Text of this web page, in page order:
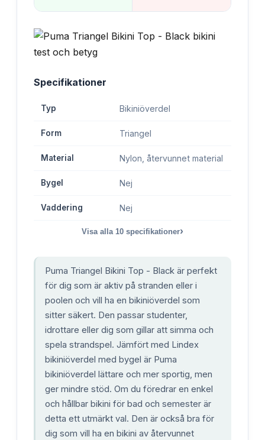
Specifikationer
Typ Bikiniöverdel
Form Triangel
Material Nylon, återvunnet material
Bygel Nej
Vaddering Nej
Visa alla 10 specifikationer›
Puma Triangel Bikini Top - Black är perfekt
för dig som är aktiv på stranden eller i
poolen och vill ha en bikiniöverdel som
sitter säkert. Den passar studenter,
idrottare eller dig som gillar att simma och
spela strandspel. Jämfört med Lindex
bikiniöverdel med bygel är Puma
bikiniöverdel lättare och mer sportig, men
ger mindre stöd. Om du föredrar en enkel
och hållbar bikini för bad och semester är
detta ett utmärkt val. Den är också bra för
dig som vill ha en bikini av återvunnet